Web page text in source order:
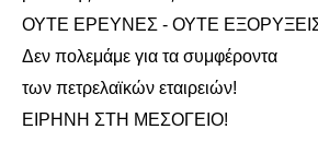
ΚΙΝΗΤΟΠΟΙΉΣΕΙΣ
ΕΙΔΉΣΕΙΣ
ΑΝΑΚΟΙΝΏΣΕΙΣ
ΟΥΤΕ ΕΡΕΥΝΕΣ - ΟΥΤΕ
Δεν πολεμάμε για τα συμφέροντα
των πετρελαϊκών εταιρειών!
ΕΙΡΗΝΗ ΣΤΗ ΜΕΣΟΓΕΙΟ!